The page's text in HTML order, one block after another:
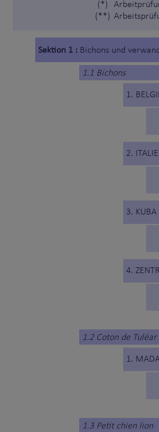
(*)
(**)
Sektion 1 : Bichons und
1.1 Bichons
1.
2.
3. KUBA
4.
1.2 Coton de Tuléar
1.
1.3 Petit chien lion